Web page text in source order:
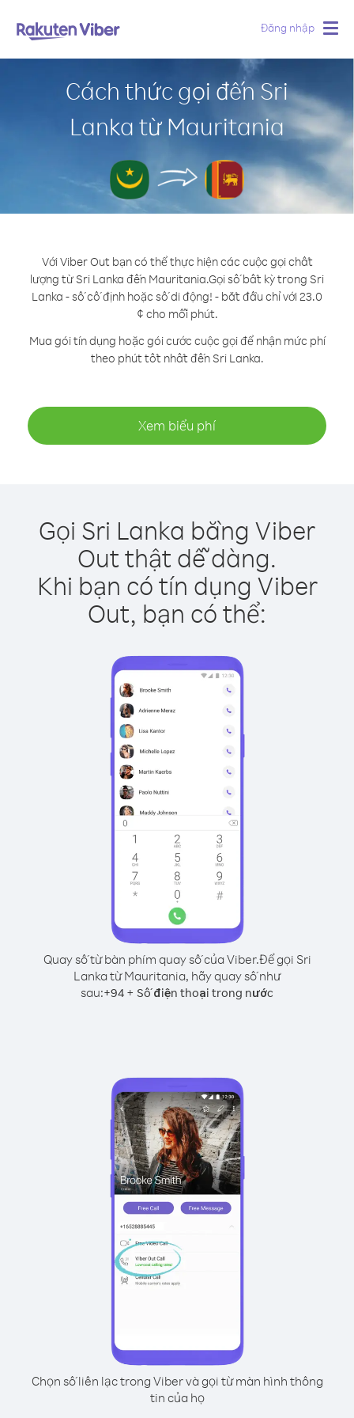
Đăng nhập
Cách thức gọi đến Sri
Lanka từ Mauritania
Với Viber Out bạn có thể thực hiện các cuộc gọi chất
lượng từ Sri Lanka đến Mauritania.Gọi số bất kỳ trong Sri
Lanka - số cố định hoặc số di động! - bắt đầu chỉ với 23.0
¢ cho mỗi phút.
Mua gói tín dụng hoặc gói cước cuộc gọi để nhận mức phí
theo phút tốt nhất đến Sri Lanka.
Xem biểu phí
Gọi Sri Lanka bằng Viber
Out thật dễ dàng.
Khi bạn có tín dụng Viber
Out, bạn có thể:
Quay số từ bàn phím quay số của Viber.Để gọi Sri
Lanka từ Mauritania, hãy quay số như
sau:+94 + Số điện thoại trong nước
Chọn số liên lạc trong Viber và gọi từ màn hình thông
tin của họ